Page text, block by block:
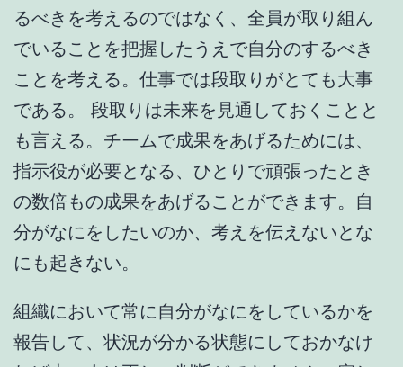
るべきを考えるのではなく、全員が取り組ん
でいることを把握したうえで自分のするべき
ことを考える。仕事では段取りがとても大事
である。 段取りは未来を見通しておくことと
も言える。チームで成果をあげるためには、
指示役が必要となる、ひとりで頑張ったとき
の数倍もの成果をあげることができます。自
分がなにをしたいのか、考えを伝えないとな
にも起きない。
組織において常に自分がなにをしているかを
報告して、状況が分かる状態にしておかなけ